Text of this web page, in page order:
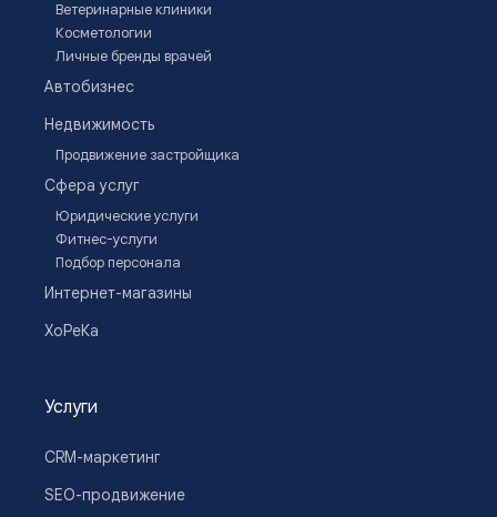
Ветеринарные клиники
Косметологии
Личные бренды врачей
Автобизнес
Недвижимость
Продвижение застройщика
Сфера услуг
Юридические услуги
Фитнес-услуги
Подбор персонала
Интернет-магазины
ХоРеКа
Услуги
CRM-маркетинг
SEO-продвижение